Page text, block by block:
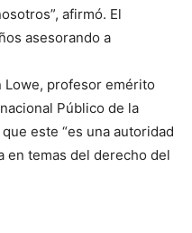
afirmó. El
asesorando a
Lowe, profesor emérito
Público de la
este “es una autoridad
en temas del derecho del